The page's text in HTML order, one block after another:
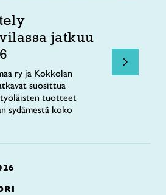
jatkuu
ry ja Kokkolan
suosittua
tuotteet
sydämestä koko